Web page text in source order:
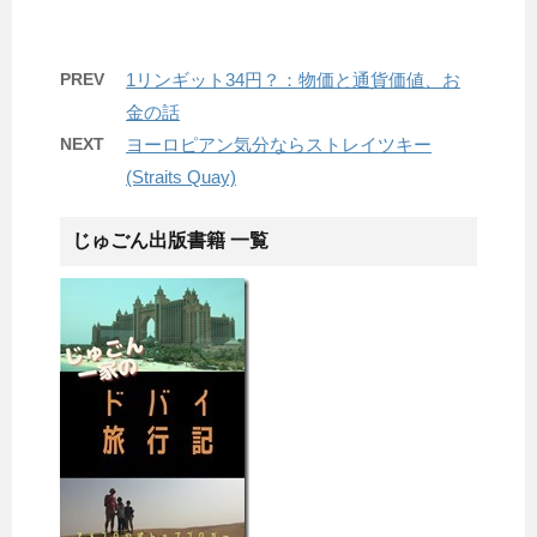
PREV
1リンギット34円？：物価と通貨価値、お
金の話
NEXT
ヨーロピアン気分ならストレイツキー
(Straits Quay)
じゅごん出版書籍 一覧